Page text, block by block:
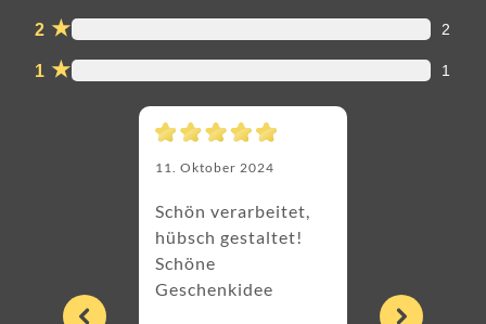
2 ★ 2
1 ★ 1
11. Oktober 2024
Schön verarbeitet,
hübsch gestaltet!
Schöne
Geschenkidee
Einfach